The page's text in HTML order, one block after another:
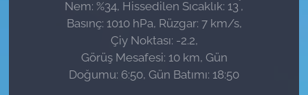
Nem: %34, Hissedilen Sıcaklık: 13°,
Basınç: 1010 hPa, Rüzgar: 7 km/s,
Çiy Noktası: -2.2,
Görüş Mesafesi: 10 km, Gün
Doğumu: 6:50, Gün Batımı: 18:50